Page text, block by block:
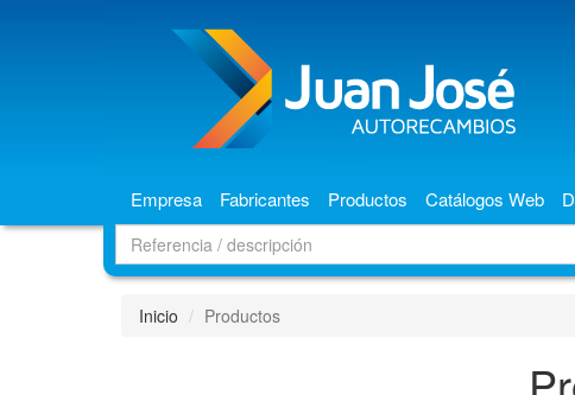
Empresa Fabricantes Productos Catálogos Web
Inicio Productos